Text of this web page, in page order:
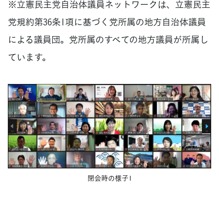
※立憲民主党自治体議員ネットワークは、立憲民主
党規約第36条1項に基づく党所属の地方自治体議員
による議員団。党所属のすべての地方議員が所属し
ています。
閉会時の様子1